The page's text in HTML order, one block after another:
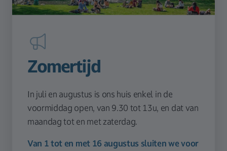
Zomertijd
In juli en augustus is ons huis enkel in de
voormiddag open, van 9.30 tot 13u, en dat van
maandag tot en met zaterdag.
Van 1 tot en met 16 augustus sluiten we voor